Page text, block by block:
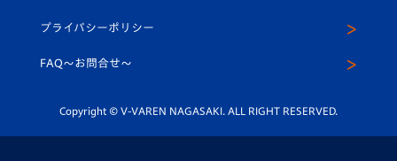
平和祈念活動
ホームタウン活動
スクール
公式LINE＠
プライバシーポリシー
FAQ〜お問合せ〜
Copyright © V-VAREN NAGASAKI. ALL RIGHT RESERVED.